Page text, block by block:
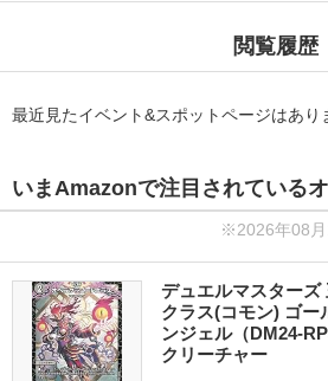
閲覧履歴
最近見たイベント&スポットページはあり
いまAmazonで注目されている
※2026年08月
デュエルマスターズ
クラス(コモン) ゴー
ンジェル（DM24-
クリーチャー